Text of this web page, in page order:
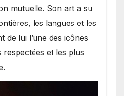
mutuelle. Son art a su
les langues et les
de lui l’une des icônes
et les plus